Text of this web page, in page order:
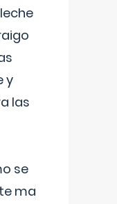
y
las
se
ma